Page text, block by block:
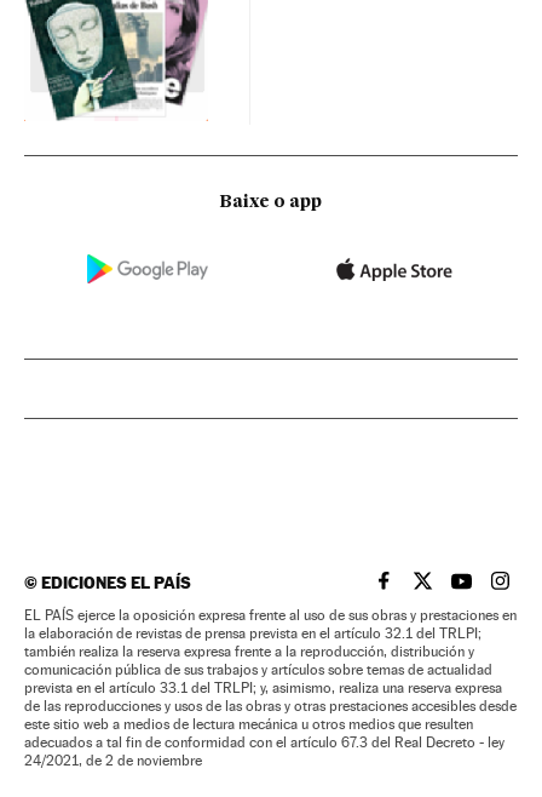
Baixe o app
©EDICIONES EL PAÍS EL PAÍS BRASIL EN
EL PAÍSEL PAÍS
EL
EL PAÍS ejerce la oposición expresa frente al uso de sus obras y prestaciones en
la elaboración de revistas de prensa prevista en el artículo 32.1 del TRLPI;
también realiza la reserva expresa frente a la reproducción, distribución y
comunicación pública de sus trabajos y artículos sobre temas de actualidad
prevista en el artículo 33.1 del TRLPI; y, asimismo, realiza una reserva expresa
de las reproducciones y usos de las obras y otras prestaciones accesibles desde
este sitio web a medios de lectura mecánica u otros medios que resulten
adecuados a tal fin de conformidad con el artículo 67.3 del Real Decreto - ley
24/2021, de 2 de noviembre